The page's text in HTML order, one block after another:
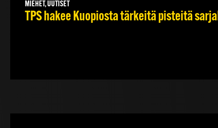
MIEHET, UUTISET
TPS hakee Kuopiosta tärkeitä pisteitä